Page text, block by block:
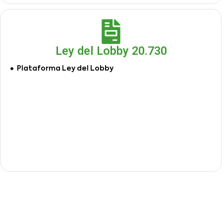
Ley del Lobby 20.730
Plataforma Ley del Lobby